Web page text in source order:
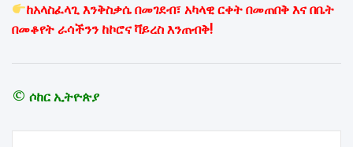
ከአላስፈላጊ እንቅስቃሴ በመገደብ፣ አካላዊ ርቀት በመጠበቅ እና በቤት
በመቆየት ራሳችንን ከኮሮና ቫይረስ እንጠብቅ!
© ሶከር ኢትዮጵያ